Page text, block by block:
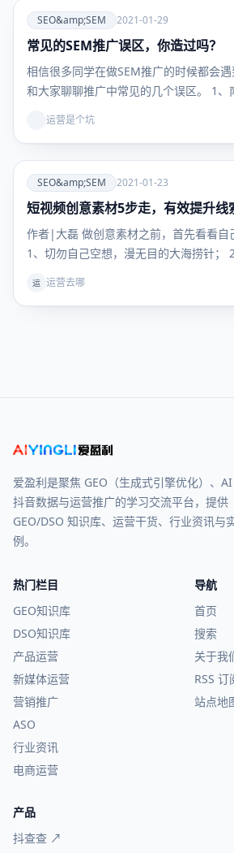
爱
SEO&amp;SEM
SEO&amp;SEM 2021-01-29
常见的SEM推广误区，你造过吗？
相信很多同学在做SEM推广的时候都会
和大家聊聊推广中常见的几个误区。 1
运营是个坑
爱
SEO&amp;SEM
SEO&amp;SEM 2021-01-23
短视频创意素材5步走，有效提升线
作者|大磊 做创意素材之前，首先看看自
1、切勿自己空想，漫无目的大海捞针；
运 运营去哪
爱盈利是聚焦 GEO（生成式引擎优化）、AI
抖音数据与运营推广的学习交流平台，提供
GEO/DSO 知识库、运营干货、行业资讯与
例。
热门栏目
GEO知识库
DSO知识库
产品运营
新媒体运营
营销推广
ASO
行业资讯
电商运营
导航
首页
搜索
关于我
RSS 订
站点地
产品
抖查查 ↗